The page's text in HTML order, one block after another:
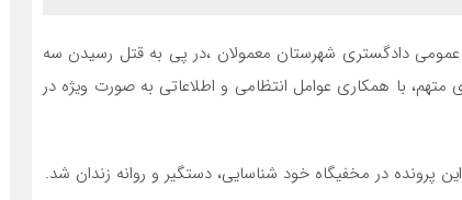
عمومی دادگستری شهرستان معمولان ،در پی به قتل رسیدن سه
در بهمن ماه سال ۱۴۰۳، دستگیری متهم، با همکاری عوامل انتظامی و اطلاعاتی به صورت ویژه در
پرونده در مخفیگاه خود شناسایی، دستگیر و روانه زندان شد.